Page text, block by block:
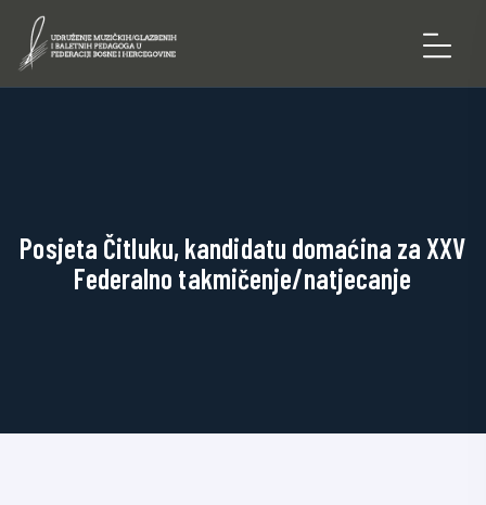
Posjeta Čitluku, kandidatu domaćina za XXV
Federalno takmičenje/natjecanje